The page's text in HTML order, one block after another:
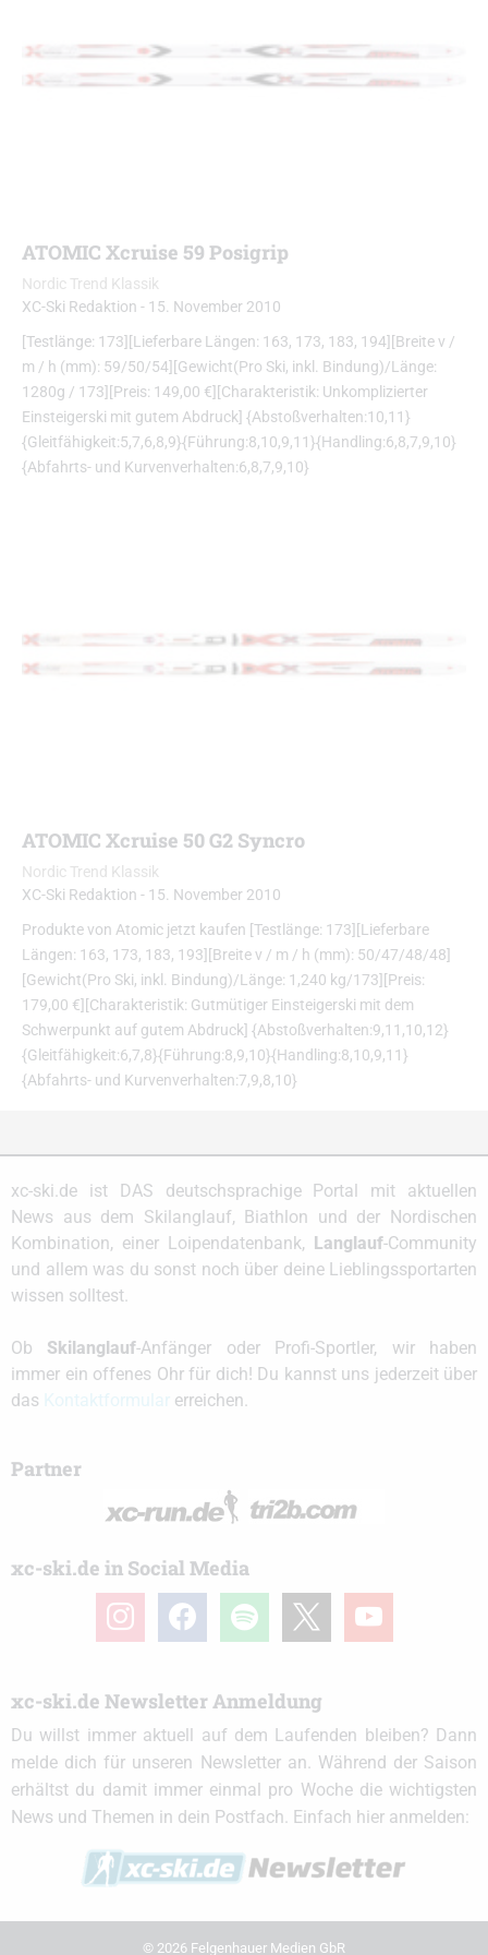
ATOMIC Xcruise 59 Posigrip
Nordic Trend Klassik
XC-Ski Redaktion - 15. November 2010
[Testlänge: 173][Lieferbare Längen: 163, 173, 183, 194][Breite v /
m / h (mm): 59/50/54][Gewicht(Pro Ski, inkl. Bindung)/Länge:
1280g / 173][Preis: 149,00 €][Charakteristik: Unkomplizierter
Einsteigerski mit gutem Abdruck] {Abstoßverhalten:10,11}
{Gleitfähigkeit:5,7,6,8,9}{Führung:8,10,9,11}{Handling:6,8,7,9,10}
{Abfahrts- und Kurvenverhalten:6,8,7,9,10}
ATOMIC Xcruise 50 G2 Syncro
Nordic Trend Klassik
XC-Ski Redaktion - 15. November 2010
Produkte von Atomic jetzt kaufen [Testlänge: 173][Lieferbare
Längen: 163, 173, 183, 193][Breite v / m / h (mm): 50/47/48/48]
[Gewicht(Pro Ski, inkl. Bindung)/Länge: 1,240 kg/173][Preis:
179,00 €][Charakteristik: Gutmütiger Einsteigerski mit dem
Schwerpunkt auf gutem Abdruck] {Abstoßverhalten:9,11,10,12}
{Gleitfähigkeit:6,7,8}{Führung:8,9,10}{Handling:8,10,9,11}
{Abfahrts- und Kurvenverhalten:7,9,8,10}
xc-ski.de ist DAS deutschsprachige Portal mit aktuellen
News aus dem Skilanglauf, Biathlon und der Nordischen
Kombination, einer Loipendatenbank,
Langlauf-Community
und allem was du sonst noch über deine Lieblingssportarten
wissen solltest.
Ob Skilanglauf-Anfänger oder Profi-Sportler, wir haben
immer ein offenes Ohr für dich! Du kannst uns jederzeit über
das
erreichen.
Partner
xc-ski.de in Social Media
instagramfacebook spotify youtube
xc-ski.de Newsletter Anmeldung
Du willst immer aktuell auf dem Laufenden bleiben? Dann
melde dich für unseren Newsletter an. Während der Saison
erhältst du damit immer einmal pro Woche die wichtigsten
News und Themen in dein Postfach. Einfach hier anmelden:
© 2026 Felgenhauer Medien GbR